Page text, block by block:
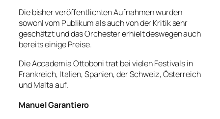
Die bisher veröffentlichten Aufnahmen wurden
sowohl vom Publikum als auch von der Kritik sehr
geschätzt und das Orchester erhielt deswegen auch
bereits einige Preise.
Die Accademia Ottoboni trat bei vielen Festivals in
Frankreich, Italien, Spanien, der Schweiz, Österreich
und Malta auf.
Manuel Garantiero